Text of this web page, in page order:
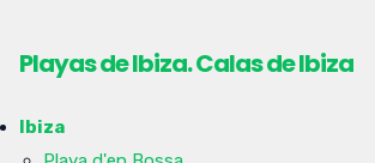
Playas de Ibiza. Calas de Ibiza
Ibiza